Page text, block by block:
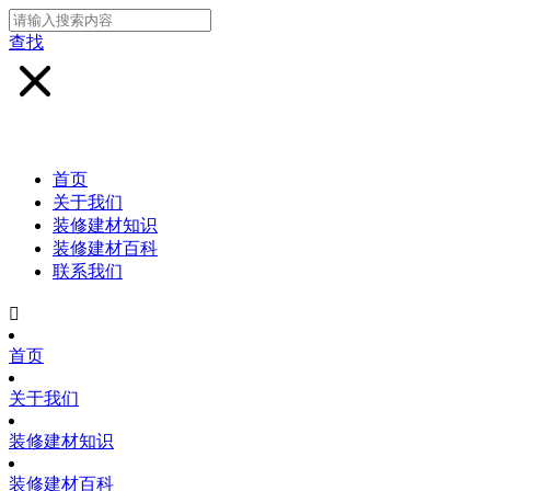
查找
首页
关于我们
装修建材知识
装修建材百科
联系我们

首页
关于我们
装修建材知识
装修建材百科